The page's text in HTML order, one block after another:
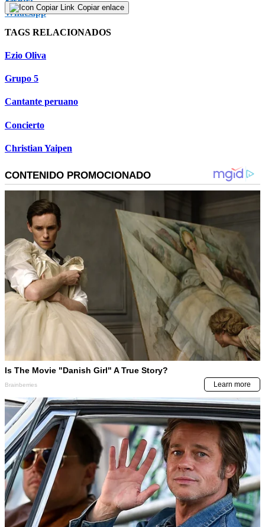
Copiar enlace
TAGS RELACIONADOS
Ezio Oliva
Grupo 5
Cantante peruano
Concierto
Christian Yaipen